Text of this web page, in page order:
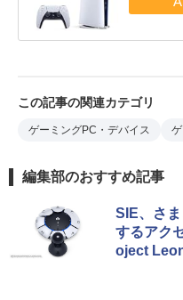
この記事の関連カテゴリ
ゲーミングPC・デバイス
編集部のおすすめ記事
SIE、さ
するアク
oject